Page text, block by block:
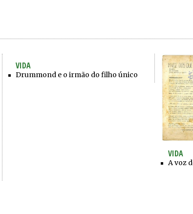
VIDA
Drummond e o irmão do filho único
VIDA
A voz